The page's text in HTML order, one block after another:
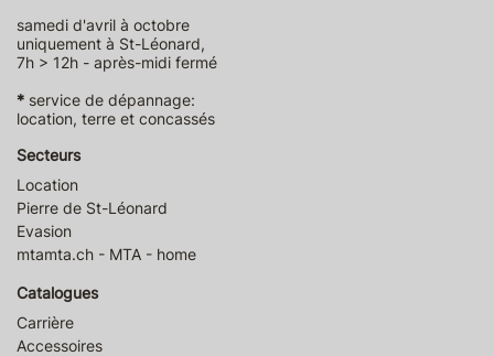
samedi d'avril à octobre
uniquement à St-Léonard,
7h > 12h - après-midi fermé
* service de dépannage:
location, terre et concassés
Secteurs
Location
Pierre de St-Léonard
Evasion
mtamta.ch - MTA - home
Catalogues
Carrière
Accessoires